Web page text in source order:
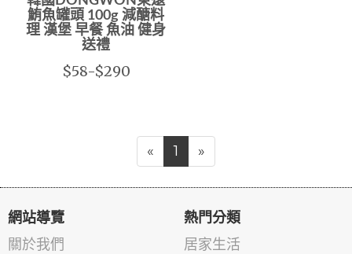
鮪魚罐頭 100g 減醣料
理 漢堡 早餐 魚油 健身
送禮
$58-$290
« 1 »
網站導覽
關於我們
熱門分類
居家生活